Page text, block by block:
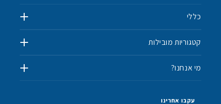
כללי
קטגוריות מובילות
מי אנחנו?
עקבו אחרינו